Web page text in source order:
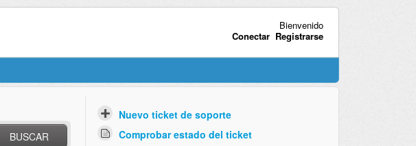
Bienvenido
Conectar Registrarse
BUSCAR
Nuevo ticket de soporte
Comprobar estado del ticket